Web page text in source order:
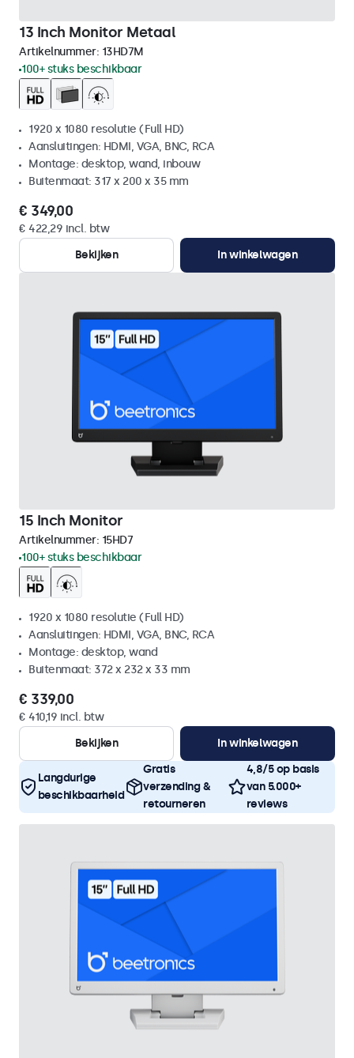
13 Inch Monitor Metaal
Artikelnummer: 13HD7M
100+ stuks beschikbaar
1920 x 1080 resolutie (Full HD)
Aansluitingen: HDMI, VGA, BNC, RCA
Montage: desktop, wand, inbouw
Buitenmaat: 317 x 200 x 35 mm
€ 349,00
€ 422,29 incl. btw
Bekijken
In winkelwagen
15 Inch Monitor
Artikelnummer: 15HD7
100+ stuks beschikbaar
1920 x 1080 resolutie (Full HD)
Aansluitingen: HDMI, VGA, BNC, RCA
Montage: desktop, wand
Buitenmaat: 372 x 232 x 33 mm
€ 339,00
€ 410,19 incl. btw
Bekijken
In winkelwagen
Langdurige
beschikbaarheid
Gratis
verzending &
retourneren
4,8/5 op basis
van 5.000+
reviews